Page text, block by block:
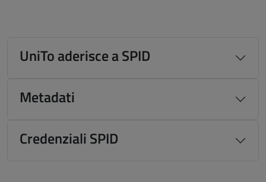
UniTo aderisce a SPID
Metadati
Credenziali SPID